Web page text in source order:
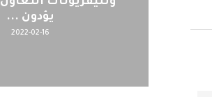
يؤدون ...
2022-02-16